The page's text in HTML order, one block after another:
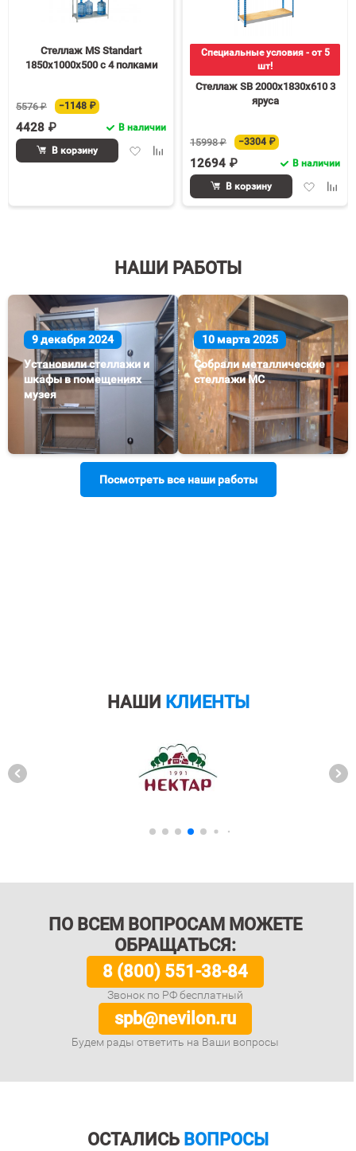
Стеллаж MS Standart
1850х1000х500 c 4 полками
5576 ₽ −1148 ₽
4428 ₽ В наличии
ДобавитьДобавить
сравнению
В корзину
Специальные условия - от 5
шт!
Стеллаж SB 2000х1830х610 3
яруса
15998 ₽ −3304 ₽
12694 ₽ В наличии
Добавить
В корзину
НАШИ РАБОТЫ
9 декабря 2024
Установили стеллажи и
шкафы в помещениях
музея
10 марта 2025
Собрали металлические
стеллажи МС
Посмотреть все наши работы
НАШИ КЛИЕНТЫ
ПО ВСЕМ ВОПРОСАМ МОЖЕТЕ
ОБРАЩАТЬСЯ:
8 (800) 551-38-84
Звонок по РФ бесплатный
spb@nevilon.ru
Будем рады ответить на Ваши вопросы
ОСТАЛИСЬ ВОПРОСЫ